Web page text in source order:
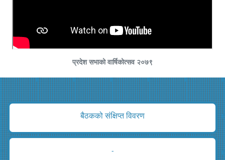
प्रदेश सभाको वार्षिकोत्सव २०७९
बैठकको संक्षिप्त विवरण
-